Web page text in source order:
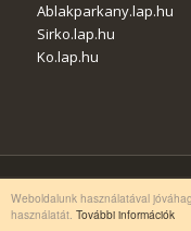
Weboldalunk használatával
használatát. További információk
Ablakparkany.lap.hu
Sirko.lap.hu
Ko.lap.hu
© Copyright - dorkft.hu |